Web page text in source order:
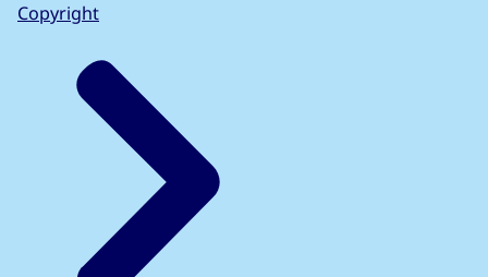
Copyright